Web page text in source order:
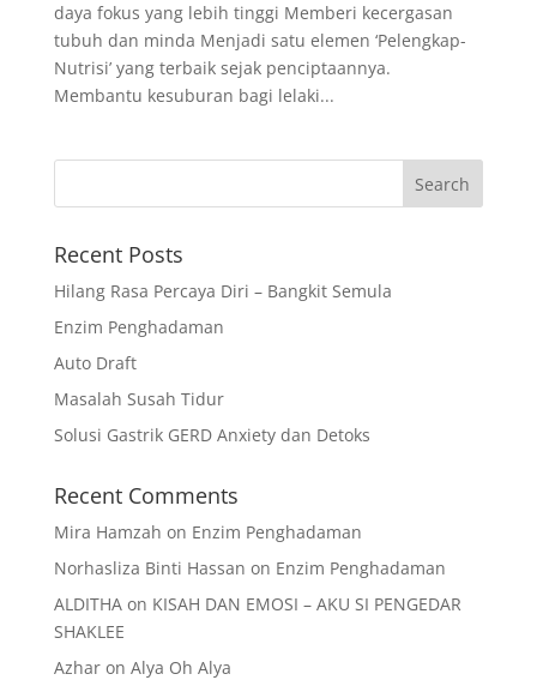
daya fokus yang lebih tinggi Memberi kecergasan
tubuh dan minda Menjadi satu elemen ‘Pelengkap-
Nutrisi’ yang terbaik sejak penciptaannya.
Membantu kesuburan bagi lelaki...
Recent Posts
Hilang Rasa Percaya Diri – Bangkit Semula
Enzim Penghadaman
Auto Draft
Masalah Susah Tidur
Solusi Gastrik GERD Anxiety dan Detoks
Recent Comments
Mira Hamzah on Enzim Penghadaman
Norhasliza Binti Hassan on Enzim Penghadaman
ALDITHAon KISAH DAN EMOSI – AKU SI PENGEDAR
SHAKLEE
Azharon Alya Oh Alya